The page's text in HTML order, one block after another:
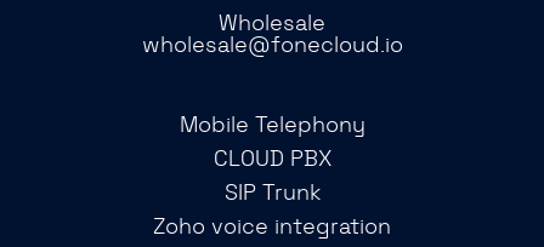
Wholesale
wholesale@fonecloud.io
Mobile Telephony
CLOUD PBX
SIP Trunk
Zoho voice integration